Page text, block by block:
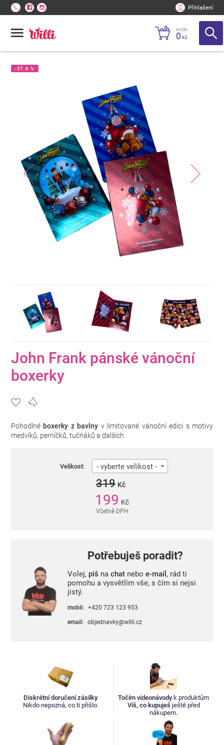
Přihlašení
KOŠÍK:
0 Kč
-37.6 %
John Frank pánské vánoční
boxerky
Pohodlné boxerky z bavlny v limitované vánoční edici s motivy
medvíků, perníčků, tučńáků a dalších.
Velikost: - vyberte velikost -
319 Kč
199 Kč
Včetně DPH
Potřebuješ poradit?
Volej, piš na chatnebo e-mail , rád ti
pomohu a vysvětlím vše, s čím si nejsi
jistý.
mobil: +420 723 123 953
email: objednavky@willi.cz
Diskrétní doručení zásilky
Nikdo nepozná, co ti přišlo.
Točím videonávody k produktům
Víš, co kupuješ ještě před
nákupem.